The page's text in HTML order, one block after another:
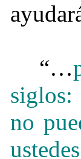
“…
siglos:
no